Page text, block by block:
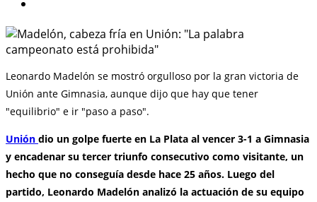
Leonardo Madelón se mostró orgulloso por la gran victoria de
Unión ante Gimnasia, aunque dijo que hay que tener
"equilibrio" e ir "paso a paso".
Unión dio un golpe fuerte en La Plata al vencer 3-1 a Gimnasia
y encadenar su tercer triunfo consecutivo como visitante, un
hecho que no conseguía desde hace 25 años. Luego del
partido, Leonardo Madelón analizó la actuación de su equipo